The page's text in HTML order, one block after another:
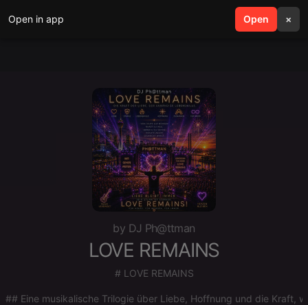
Open in app Open ×
search menu
by DJ Ph@ttman
LOVE REMAINS
# LOVE REMAINS
## Eine musikalische Trilogie über Liebe, Hoffnung und die Kraft,